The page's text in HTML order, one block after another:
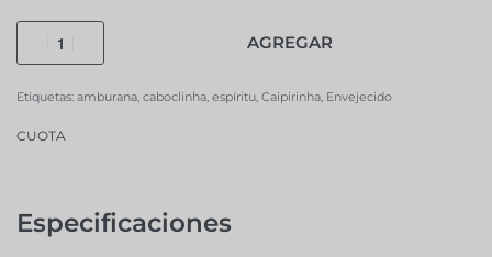
AGREGAR
Etiquetas: amburana, caboclinha, espíritu, Caipirinha, Envejecido
CUOTA
Especificaciones